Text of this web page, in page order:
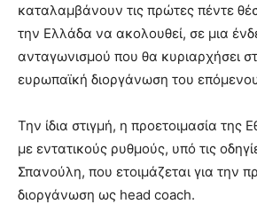
καταλαμβάνουν τις πρώτες πέντε
την Ελλάδα να ακολουθεί, σε μια
ανταγωνισμού που θα κυριαρχήσει
ευρωπαϊκή διοργάνωση του
Την ίδια στιγμή, η προετοιμασία της
με εντατικούς ρυθμούς, υπό τις
Σπανούλη, που ετοιμάζεται για την
διοργάνωση ως head coach.